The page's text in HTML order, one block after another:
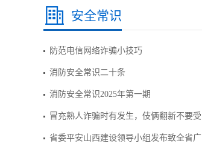
安全常识
防范电信网络诈骗小技巧
消防安全常识二十条
消防安全常识2025年第一期
冒充熟人诈骗时有发生，伎俩翻新不要受
省委平安山西建设领导小组发布致全省广